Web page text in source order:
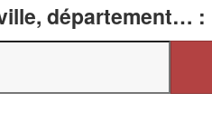
département… :